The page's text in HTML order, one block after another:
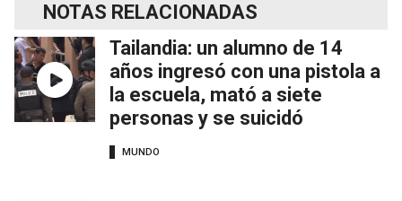
NOTAS RELACIONADAS
Tailandia: un alumno de 14
años ingresó con una pistola a
la escuela, mató a siete
personas y se suicidó
MUNDO